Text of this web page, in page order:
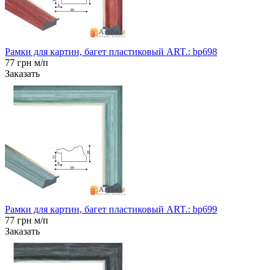
Рамки для картин, багет пластиковый ART.: bp698
77 грн м/п
Заказать
Рамки для картин, багет пластиковый ART.: bp699
77 грн м/п
Заказать